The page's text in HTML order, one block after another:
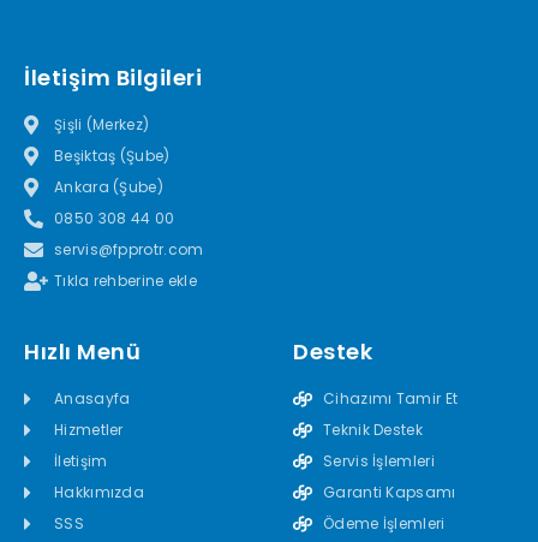
İletişim Bilgileri
Şişli (Merkez)
Beşiktaş (Şube)
Ankara (Şube)
0850 308 44 00
servis@fpprotr.com
Tıkla rehberine ekle
Hızlı Menü
Anasayfa
Hizmetler
İletişim
Hakkımızda
SSS
Destek
Cihazımı Tamir Et
Teknik Destek
Servis İşlemleri
Garanti Kapsamı
Ödeme İşlemleri